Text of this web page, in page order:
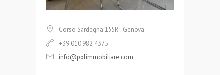
Corso Sardegna 155R - Genova
+39 010 982 4375
info@polimmobiliare.com